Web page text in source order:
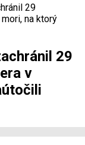
29
na ktorý
29
v